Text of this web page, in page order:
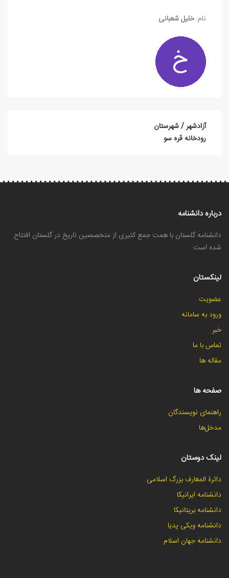
نام:خلیل شعبانی
آزادشهر / شهرستان
رودخانه قره ‏‌سو
درباره دانشنامه
دانشنامه گلستان با همت جمع کثیری از متخصصین تاریخ در گلستان افتتاح
شده است
لینکستان
عضویت
ورود به سامانه
خبر
تماس با ما
مقاله ها
صفحه ها
راهنمای نویسندگان
مدخل‌ها
لینک دوستان
دائرة المعارف بزرگ اسلامی
دانشنامه ایرانیکا
دانشنامه بریتانیکا
دانشنامه ویکی پدیا
دانشنامه جهان اسلام